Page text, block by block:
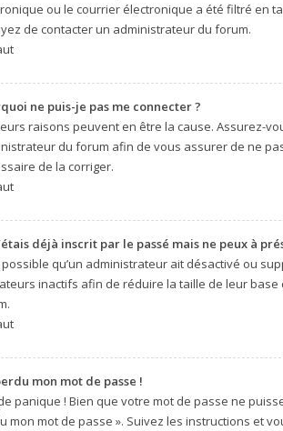
ou le courrier électronique a été filtré en
de contacter un administrateur du forum.
ne puis-je pas me connecter ?
raisons peuvent en être la cause. Assurez-
du forum afin de vous assurer de ne
de la corriger.
déjà inscrit par le passé mais ne peux à
possible qu’un administrateur ait désactivé ou
inactifs afin de réduire la taille de leur
mon mot de passe !
panique ! Bien que votre mot de passe ne
mon mot de passe ». Suivez les instructions et